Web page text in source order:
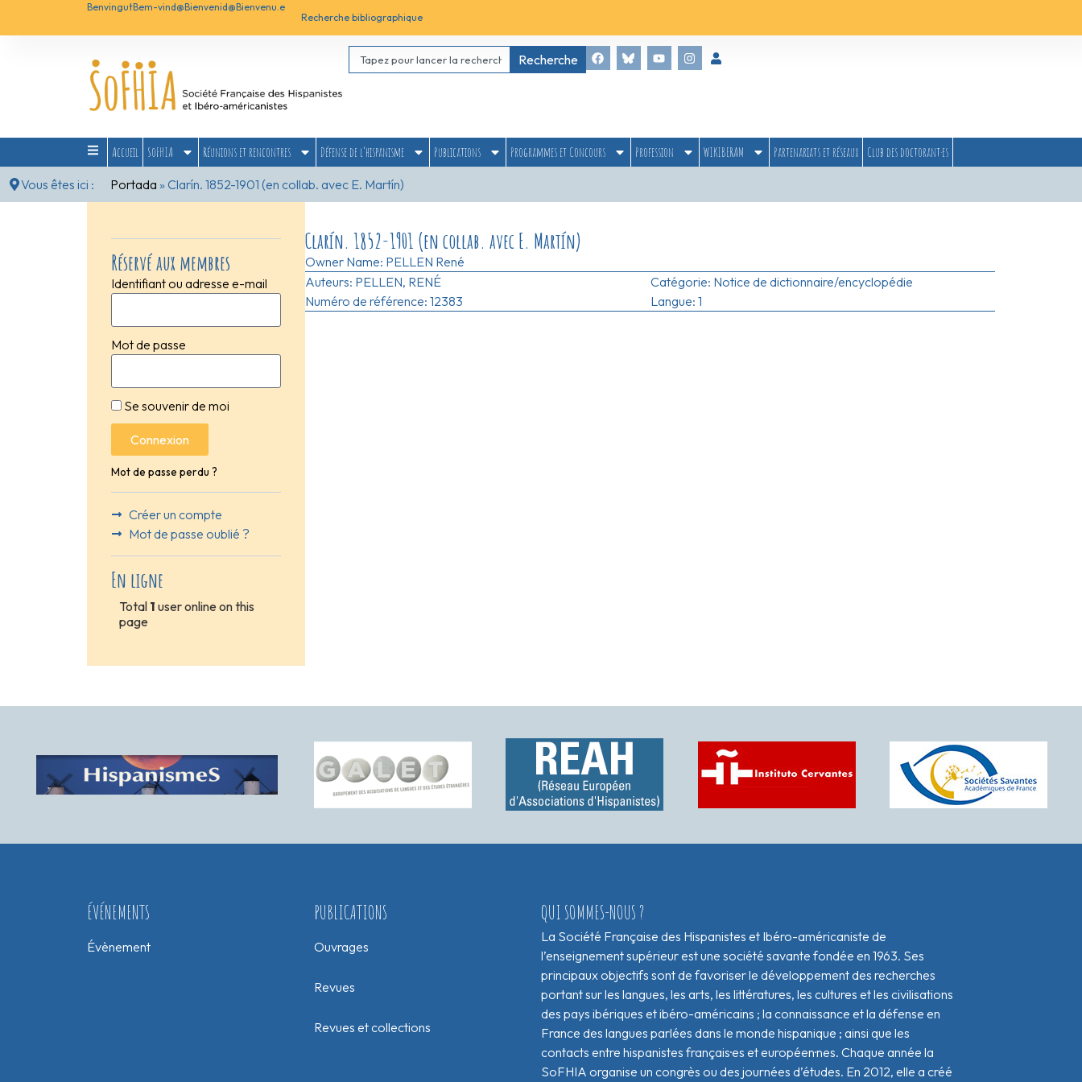
BenvingutBem-vind@Bienvenid@Bienvenu.e
Recherche bibliographique
Recherche
Accueil SoFHIA Réunions et rencontres Défense de l’hispanisme Publications Programmes et Concours Profession WIKIBERAM Partenariats et réseaux
Club des doctorant·es
Vous êtes ici :
Portada »Clarín. 1852-1901 (en collab. avec E. Martín)
Réservé aux membres
Identifiant ou adresse e-mail
Mot de passe
Se souvenir de moi
Connexion
Mot de passe perdu ?
Créer un compte
Mot de passe oublié ?
En ligne
Total 1 user online on this
page
Clarín. 1852-1901 (en collab. avec E. Martín)
Owner Name: PELLEN René
Auteurs: PELLEN, RENÉ
Numéro de référence: 12383
Catégorie: Notice de dictionnaire/encyclopédie
Langue: 1
ÉVÉNEMENTS
Évènement
PUBLICATIONS
Ouvrages
Revues
Revues et collections
QUI SOMMES-NOUS ?
La Société Française des Hispanistes et Ibéro-américaniste de
l’enseignement supérieur est une société savante fondée en 1963. Ses
principaux objectifs sont de favoriser le développement des recherches
portant sur les langues, les arts, les littératures, les cultures et les civilisations
des pays ibériques et ibéro-américains ; la connaissance et la défense en
France des langues parlées dans le monde hispanique ; ainsi que les
contacts entre hispanistes français·es et européen·nes. Chaque année la
SoFHIA organise un congrès ou des journées d’études. En 2012, elle a créé